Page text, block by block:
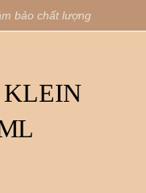
bảo chất lượng
KLEIN